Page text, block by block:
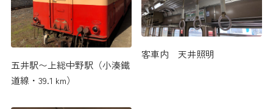
五井駅〜上総中野駅（小湊鐵
道線・39.1 km）
客車内 天井照明